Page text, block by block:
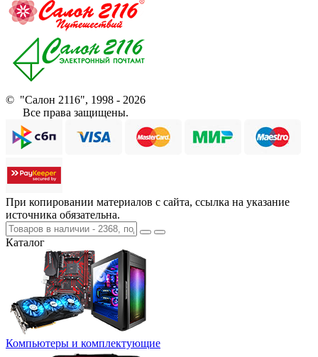
© "Салон 2116", 1998 - 2026
Все права защищены.
При копировании материалов с сайта, ссылка на указание
источника обязательна.
Каталог
Компьютеры и комплектующие